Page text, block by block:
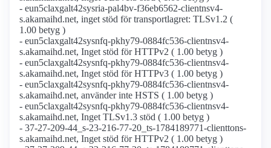
- eun5claxgalt42sysria-pal4bv-f36eb6562-clientnsv4-
s.akamaihd.net, inget stöd för transportlagret: TLSv1.2 (
1.00 betyg )
- eun5claxgalt42sysnfq-pkhy79-0884fc536-clientnsv4-
s.akamaihd.net, Inget stöd för HTTPv2 ( 1.00 betyg )
- eun5claxgalt42sysnfq-pkhy79-0884fc536-clientnsv4-
s.akamaihd.net, Inget stöd för HTTPv3 ( 1.00 betyg )
- eun5claxgalt42sysnfq-pkhy79-0884fc536-clientnsv4-
s.akamaihd.net, använder inte HSTS ( 1.00 betyg )
- eun5claxgalt42sysnfq-pkhy79-0884fc536-clientnsv4-
s.akamaihd.net, Inget TLSv1.3 stöd ( 1.00 betyg )
- 37-27-209-44_s-23-216-77-20_ts-1784189771-clienttons-
s.akamaihd.net, Inget stöd för HTTPv2 ( 1.00 betyg )